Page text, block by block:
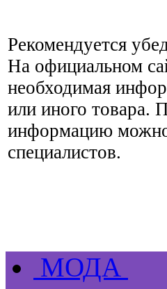
Рекомендуется
На официальном
необходимая
или иного товара.
информацию
специалистов.
МОДА